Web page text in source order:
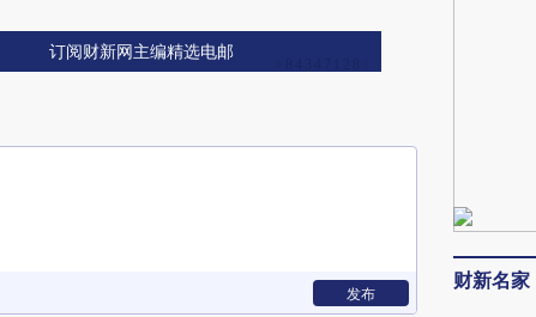
订阅财新网主编精选电邮
发布
财新名家